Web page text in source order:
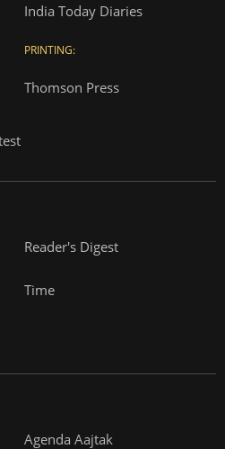
India Today Diaries
PRINTING:
Thomson Press
Reader's Digest
Time
Agenda Aajtak